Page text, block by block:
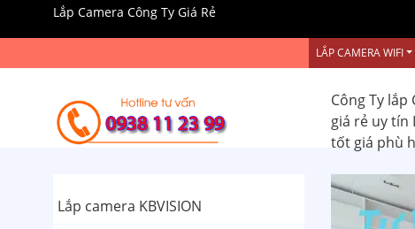
Lắp Camera Công Ty Giá Rẻ
LẮP CAMERA WIFI
Công Ty
giá rẻ uy tín
tốt giá phù
Lắp camera KBVISION